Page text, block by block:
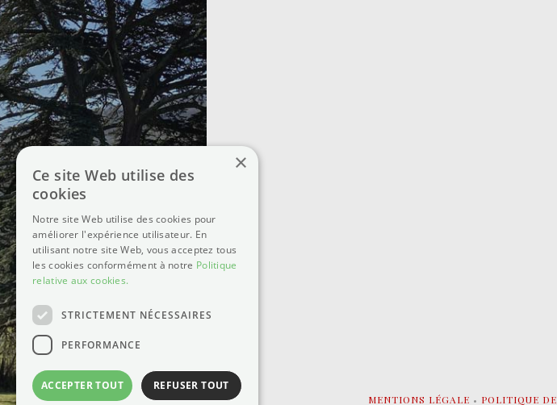
©2025 - Château des Janroux MENTIONS LÉGALE • POLITIQUE
×
Ce site Web utilise des
cookies
Notre site Web utilise des cookies pour
améliorer l'expérience utilisateur. En
utilisant notre site Web, vous acceptez tous
les cookies conformément à notre Politique
relative aux cookies.
STRICTEMENT NÉCESSAIRES
PERFORMANCE
ACCEPTER TOUT REFUSER TOUT